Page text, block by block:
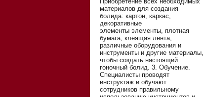
материалов для создания
болида: картон, каркас,
декоративные
элементы элементы, плотная
бумага, клеящая лента,
различные оборудования и
инструменты и другие материалы,
чтобы создать настоящий
гоночный болид. 3. Обучение.
Специалисты проводят
инструктаж и обучают
сотрудников правильному